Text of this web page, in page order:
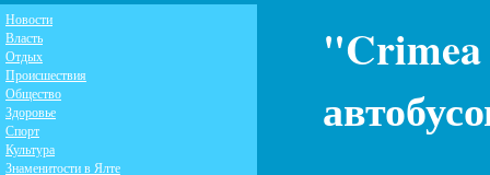
"Crimea
Новости
Власть
Отдых
Происшествия
Общество
Здоровье
Спорт
Культура
Знаменитости в Ялте